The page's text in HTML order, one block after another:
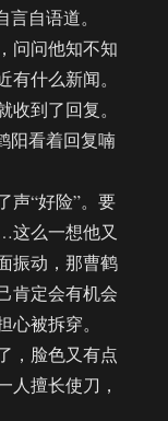
自语道。
问他知不知
什么新闻。
到了回复。
看着回复喃
“好险”。要
这么一想他又
振动，那曹鹤
肯定会有机会
被拆穿。
脸色又有点
人擅长使刀，